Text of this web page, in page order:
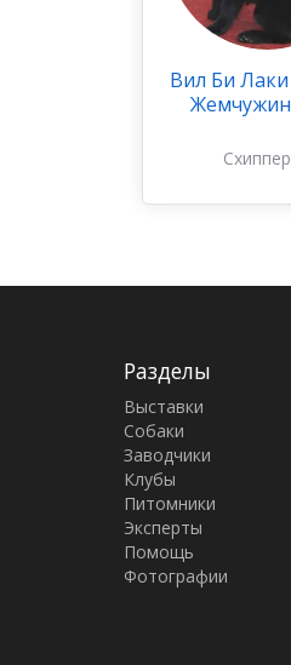
Вил Би
Разделы
Выставки
Собаки
Заводчики
Клубы
Питомники
Эксперты
Помощь
Фотографии